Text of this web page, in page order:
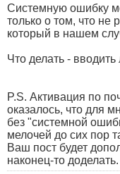
Системную ошибку
только о том, что не
который в нашем
Что делать - вводить
P.S. Активация по
оказалось, что для
без "системной
мелочей до сих пор
Ваш пост будет
наконец-то доделать.